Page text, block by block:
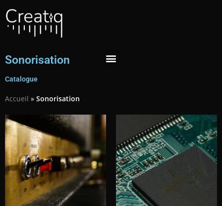
Sonorisation
Catalogue
Accueil » Sonorisation